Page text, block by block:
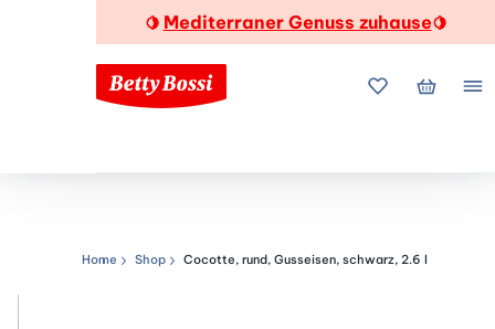
🍋 Mediterraner Genuss zuhause🍋
MeineMein
Navigationspfad
Home Shop Cocotte, rund, Gusseisen, schwarz, 2.6 l